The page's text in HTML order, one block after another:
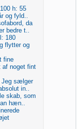
h: 55
og fyld..
da
bedre t..
180
flytter og
fine
af noget fint
Jeg sælger
in..
skab, som
hæn..